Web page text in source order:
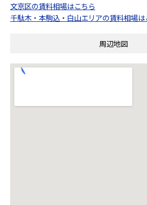
文京区の賃料相場はこちら
千駄木・本駒込・白山エリアの賃料相場は
周辺地図